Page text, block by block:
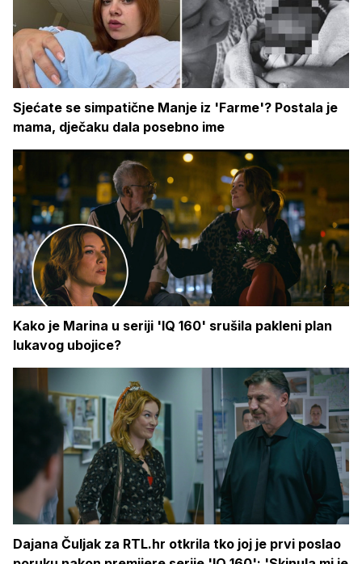
Sjećate se simpatične Manje iz 'Farme'? Postala je
mama, dječaku dala posebno ime
Kako je Marina u seriji 'IQ 160' srušila pakleni plan
lukavog ubojice?
Dajana Čuljak za RTL.hr otkrila tko joj je prvi poslao